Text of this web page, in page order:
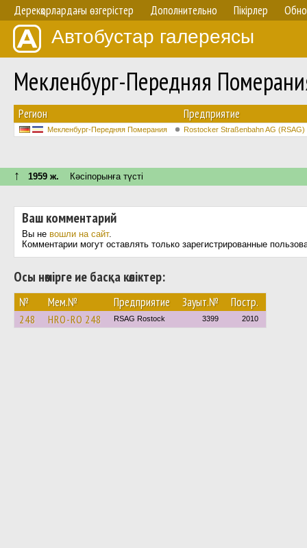
Дерекқорлардағы өзгерістер Дополнительно Пікірлер
Автобустар галереясы
Мекленбург-Передняя
Регион Предприятие
Мекленбург-Передняя Померания Rostocker Straßenbahn AG (RSAG)
↑ 1959 ж. Кәсіпорынға түсті
Ваш комментарий
Вы не вошли на сайт.
Комментарии могут оставлять только зарегистрированные
Осы нөмірге ие басқа көліктер:
№ Мем.№ Предприятие Зауыт.№ Постр.
248 HRO-RO 248 RSAG Rostock 3399 2010